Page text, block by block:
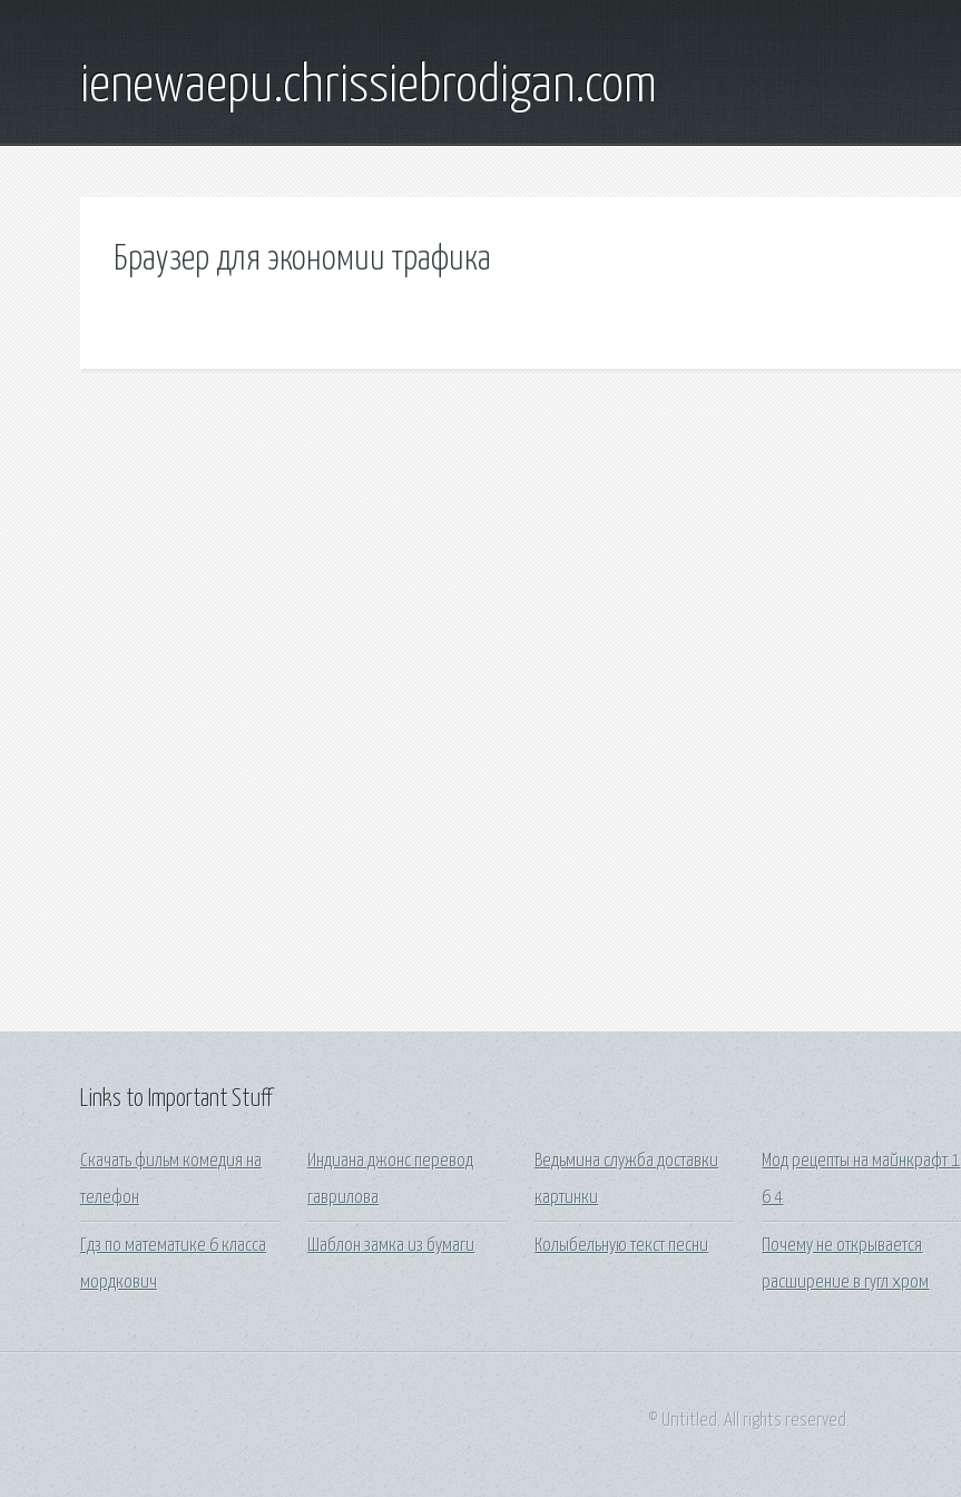
ienewaepu.chrissiebrodigan.com
Браузер для экономии трафика
Links to Important Stuff
Скачать фильм комедия на
телефон
Гдз по математике 6 класса
мордкович
Индиана джонс перевод
гаврилова
Шаблон замка из бумаги
Ведьмина служба доставки
картинки
Колыбельную текст песни
Мод рецепты на майнкрафт 1
6 4
Почему не открывается
расширение в гугл хром
© Untitled. All rights reserved.